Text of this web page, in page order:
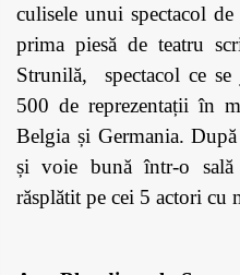
culisele unui spectacol de
prima piesă de teatru
Strunilă,
spectacol ce
500 de reprezentații în
Belgia și Germania.
și voie bună într-o sală
răsplătit pe cei 5 actori cu